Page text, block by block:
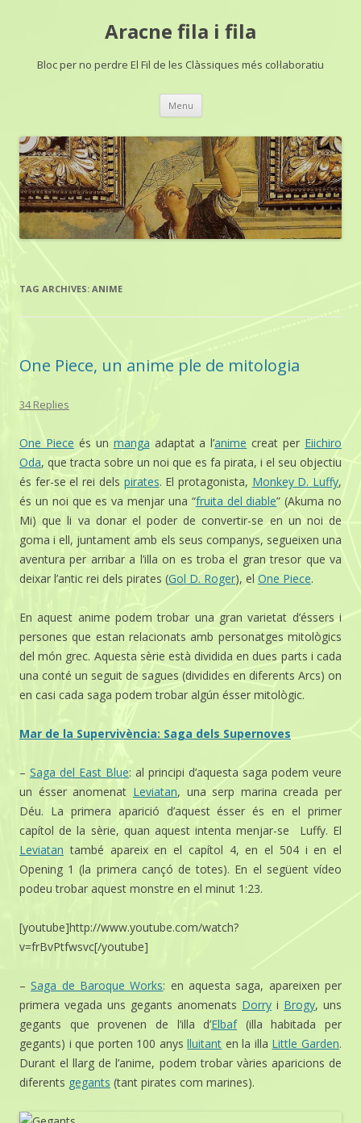
Aracne fila i fila
Bloc per no perdre El Fil de les Clàssiques més col·laboratiu
Menu Skip
TAG ARCHIVES: ANIME
One Piece, un anime ple de mitologia
34 Replies
One Piece és un manga adaptat a l’anime creat per Eiichiro
Oda, que tracta sobre un noi que es fa pirata, i el seu objectiu
és fer-se el rei dels pirates. El protagonista, Monkey D. Luffy,
és un noi que es va menjar una “fruita del diable” (Akuma no
Mi) que li va donar el poder de convertir-se en un noi de
goma i ell, juntament amb els seus companys, segueixen una
aventura per arribar a l’illa on es troba el gran tresor que va
deixar l’antic rei dels pirates (Gol D. Roger), el One Piece.
En aquest anime podem trobar una gran varietat d’éssers i
persones que estan relacionats amb personatges mitològics
del món grec. Aquesta sèrie està dividida en dues parts i cada
una conté un seguit de sagues (dividides en diferents Arcs) on
en casi cada saga podem trobar algún ésser mitològic.
Mar de la Supervivència: Saga dels Supernoves
– Saga del East Blue: al principi d’aquesta saga podem veure
un ésser anomenat Leviatan, una serp marina creada per
Déu. La primera aparició d’aquest ésser és en el primer
capítol de la sèrie, quan aquest intenta menjar-se Luffy. El
Leviatan també apareix en el capítol 4, en el 504 i en el
Opening 1 (la primera cançó de totes). En el següent vídeo
podeu trobar aquest monstre en el minut 1:23.
[youtube]http://www.youtube.com/watch?
v=frBvPtfwsvc[/youtube]
–Saga de Baroque Works: en aquesta saga, apareixen per
primera vegada uns gegants anomenats Dorry i Brogy, uns
gegants que provenen de l’illa d’Elbaf(illa habitada per
gegants) i que porten 100 anyslluitant en la illa Little Garden.
Durant el llarg de l’anime, podem trobar vàries aparicions de
diferents gegants (tant pirates com marines).